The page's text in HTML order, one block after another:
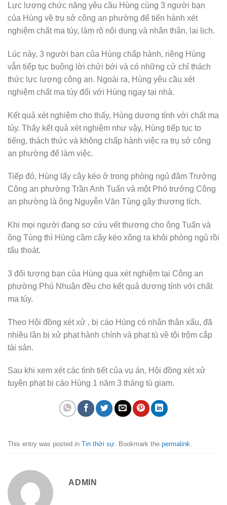
Lực lượng chức năng yêu cầu Hùng cùng 3 người bạn
của Hùng về trụ sở công an phường để tiến hành xét
nghiệm chất ma túy, làm rõ nội dung và nhân thân, lai lịch.
Lúc này, 3 người bạn của Hùng chấp hành, riêng Hùng
vẫn tiếp tục buông lời chửi bới và có những cử chỉ thách
thức lực lượng công an. Ngoài ra, Hùng yêu cầu xét
nghiệm chất ma túy đối với Hùng ngay tại nhà.
Kết quả xét nghiệm cho thấy, Hùng dương tính với chất ma
túy. Thấy kết quả xét nghiệm như vậy, Hùng tiếp tục to
tiếng, thách thức và không chấp hành việc ra trụ sở công
an phường để làm việc.
Tiếp đó, Hùng lấy cây kéo ở trong phòng ngủ đâm Trưởng
Công an phường Trần Anh Tuấn và một Phó trưởng Công
an phường là ông Nguyễn Văn Tùng gây thương tích.
Khi mọi người đang sơ cứu vết thương cho ông Tuấn và
ông Tùng thì Hùng cầm cây kéo xông ra khỏi phòng ngủ rồi
tẩu thoát.
3 đối tượng bạn của Hùng qua xét nghiệm tại Công an
phường Phú Nhuận đều cho kết quả dương tính với chất
ma túy.
Theo Hội đồng xét xử , bị cáo Hùng có nhân thân xấu, đã
nhiều lần bị xử phạt hành chính và phạt tù về tội trộm cắp
tài sản.
Sau khi xem xét các tình tiết của vụ án, Hội đồng xét xử
tuyên phạt bị cáo Hùng 1 năm 3 tháng tù giam.
This entry was posted in Tin thời sự . Bookmark the permalink
ADMIN